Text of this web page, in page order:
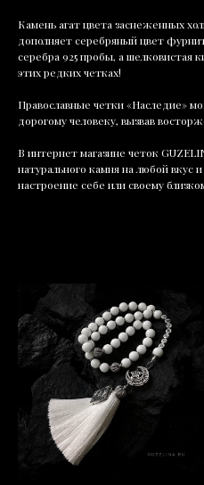
Камень агат цвета заснеженных
дополняет серебряный цвет
серебра 925 пробы, а шелковистая
этих редких четках!
Православные четки «Наследие»
дорогому человеку, вызвав
В интернет магазине четок
натурального камня на любой вкус
настроение себе или своему